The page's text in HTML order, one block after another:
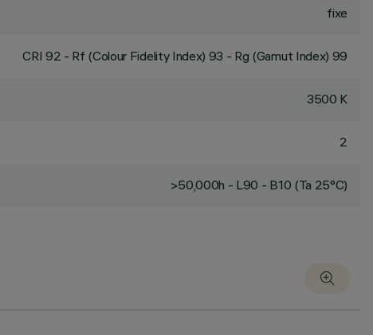
fixe
CRI 92 - Rf (Colour Fidelity Index) 93 - Rg (Gamut Index) 99
3500 K
2
>50,000h - L90 - B10 (Ta 25°C)